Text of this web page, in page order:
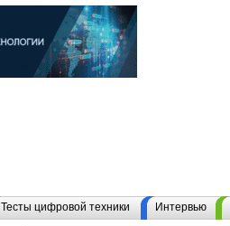
Тесты цифровой техники Интервью